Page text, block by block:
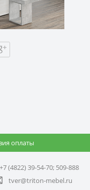
оплаты
+7 (4822) 39-54-70; 509-888
tver@triton-mebel.ru